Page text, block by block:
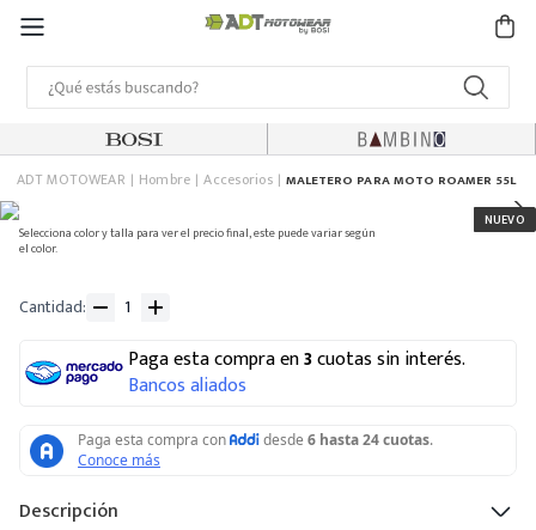
ADT MOTOWEAR Hombre Accesorios MALETERO PARA MOTO ROAMER 55L
Selecciona color y talla para ver el precio final, este puede variar según
el color.
Cantidad
Paga esta compra en3cuotas sin interés.
Bancos aliados
Descripción